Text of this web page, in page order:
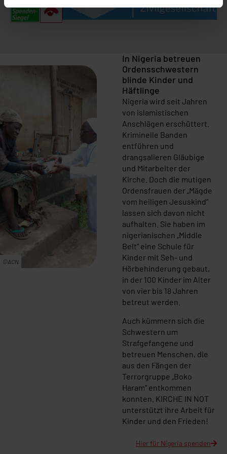
In Nigeria betreuen
Ordensschwestern
blinde Kinder und
Häftlinge
Nigeria wird seit Jahren
von islamistischen
Anschlägen erschüttert.
Kriminelle Banden
entführen und
drangsalieren Gläubige
und Mitarbeiter der
Kirche. Doch die mutigen
Ordensfrauen der „Mägde
vom heiligen Jesuskind“
lassen sich davon nicht
aufhalten. Sie haben im
nigerianischen „Middle
Belt“ eine Schule für
Kinder mit Seh- und
Hörbehinderung gebaut,
in der 100 Kinder im Alter
von vier bis 18 Jahren
betreut werden.
Auch kümmern sich die
Schwestern um
Strafgefangene und
betreuen Menschen, die
aus den Fängen der
Terrorgruppe „Boko
Haram“ entkommen
konnten. KIRCHE IN NOT
unterstützt ihre Arbeit für
Kinder und den Frieden!
Hier für Nigeria spenden
©ACN